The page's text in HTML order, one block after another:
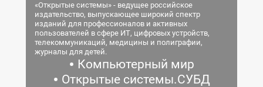
«Открытые системы» - ведущее российское
издательство, выпускающее широкий спектр
изданий для профессионалов и активных
пользователей в сфере ИТ, цифровых устройств,
телекоммуникаций, медицины и полиграфии,
журналы для детей.
Компьютерный мир
Открытые системы.СУБД